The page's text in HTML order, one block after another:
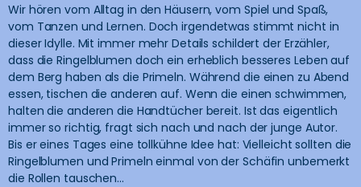
Wir hören vom Alltag in den Häusern, vom Spiel und Spaß,
vom Tanzen und Lernen. Doch irgendetwas stimmt nicht in
dieser Idylle. Mit immer mehr Details schildert der Erzähler,
dass die Ringelblumen doch ein erheblich besseres Leben auf
dem Berg haben als die Primeln. Während die einen zu Abend
essen, tischen die anderen auf. Wenn die einen schwimmen,
halten die anderen die Handtücher bereit. Ist das eigentlich
immer so richtig, fragt sich nach und nach der junge Autor.
Bis er eines Tages eine tollkühne Idee hat: Vielleicht sollten die
Ringelblumen und Primeln einmal von der Schäfin unbemerkt
die Rollen tauschen…